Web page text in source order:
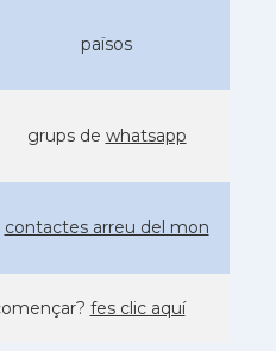
països
grups de whatsapp
contactes arreu del mon
fes clic aquí